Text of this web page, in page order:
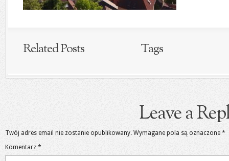
Related Posts Tags
Leave a
Twój adres email nie zostanie opublikowany. Wymagane pola są oznaczone *
Komentarz *